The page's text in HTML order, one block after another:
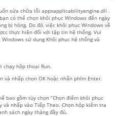
sửa chữa lỗi appxapplicabilityengine.dll .
có thể chọn khôi phục Windows đến ngày
bị hỏng. Do đó, việc khôi phục Windows về
thực hiện đối với tập tin hệ thống. Vui
sử dụng Khôi phục hệ thống và
chạy hộp thoại Run.
và nhấp chọn OK hoặc nhấn phím Enter.
bao gồm tùy chọn “Chọn điểm khôi phục
và nhấp vào Tiếp Theo. Chọn hộp kiểm tra
sách ngày tháng đầy đủ.